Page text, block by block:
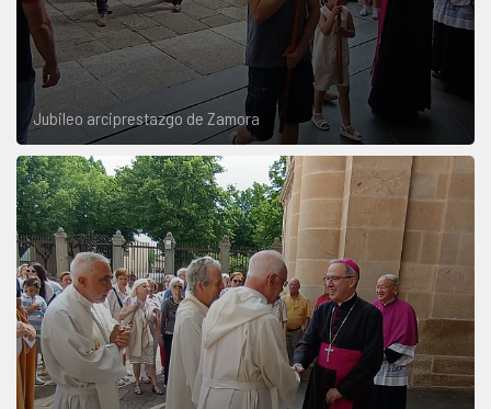
Jubileo arciprestazgo de Zamora